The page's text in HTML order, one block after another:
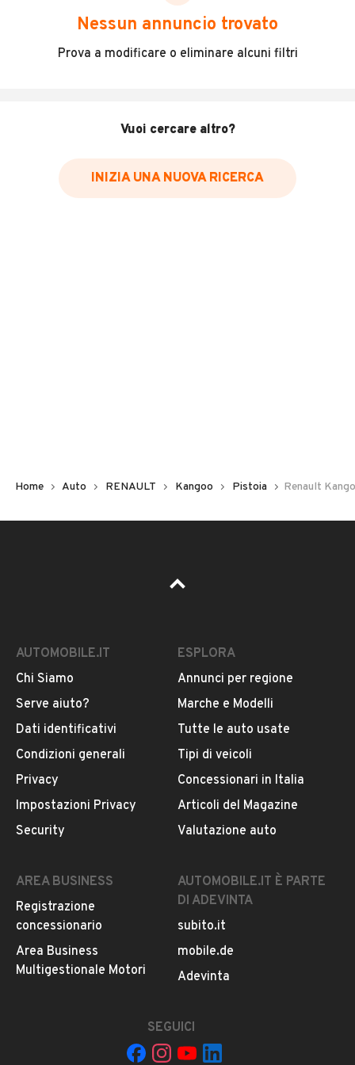
scegliere in modo trasparente e sicuro, come:
Incidenti in cui è stato coinvolto il veicolo
Data e luogo delle revisioni effettuate
Inserisci il numero di targa per verificare la disponibilità
Pubblicità
DESCRIZIONE
VEICOLI COMMERCIALI: Il Tuo Business Parte Ora!!
Prezzo al netto di IVA
AUTO DISPONIBILE PRESSO LA SEDE DI ALTOPASCIO
Via delle Cerbaie 23 / 55011 (LU)
PER MAGGIORI INFORMAZIONI CONTATTARE IL
SEGUENTE NUMERO:
VANNUCCI ANDREA:MOSTRA NUMERO
RENAULT Kangoo Express 1.5 Dci 115cv Blue Ice E6d-
LEGGI TUTTO
INFORMAZIONI VEICOLO
Nessun annuncio trovato
Prova a modificare o eliminare alcuni filtri
Vuoi cercare altro?
INIZIA UNA NUOVA RICERCA
Home Auto RENAULT Kangoo Pistoia Renault
AUTOMOBILE.IT
Chi Siamo
Serve aiuto?
Dati identificativi
Condizioni generali
Privacy
Impostazioni Privacy
Security
ESPLORA
Annunci per regione
Marche e Modelli
Tutte le auto usate
Tipi di veicoli
Concessionari in Italia
Articoli del Magazine
Valutazione auto
AREA BUSINESS
Registrazione
concessionario
Area Business
Multigestionale Motori
AUTOMOBILE.IT È PARTE
DI ADEVINTA
subito.it
mobile.de
Adevinta
SEGUICI